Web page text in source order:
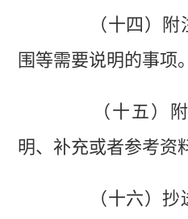
（十四）附
围等需要说明的事项。
（十五）附
明、补充或者参考资
（十六）抄